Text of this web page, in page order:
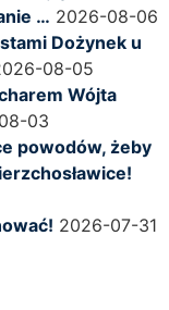
… 2026-08-06
Dożynek u
08-05
Wójta
03
powodów, żeby
2026-07-31